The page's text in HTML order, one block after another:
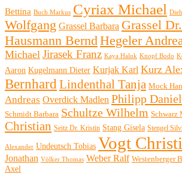
Bettina Buch Markus Cyriax Michael
Wolfgang Grassel Barbara Grassel
Hausmann Bernd Hegeler
Michael Jirasek Franz Kaya Haluk Knopf Bodo
Aaron Kugelmann Dieter Kurjak Karl Kurz
Bernhard Lindenthal Tanja Mock
Andreas Overdick Madlen Philipp Daniel
Schmidt Barbara Schultze Wilhelm Schwarz
Christian Seitz Dr. Kristin Stang Gisela Stengel
Alexander Undeutsch Tobias Vogt
Jonathan Völker Thomas Weber Ralf Westenberger
Axel